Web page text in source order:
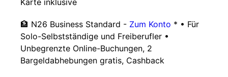
Karte inklusive
🏦 N26 Business Standard - Zum Konto * • Für
Solo-Selbstständige und Freiberufler •
Unbegrenzte Online-Buchungen, 2
Bargeldabhebungen gratis, Cashback